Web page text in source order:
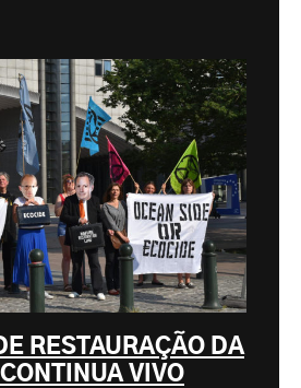
RESTAURAÇÃO DA
VIVO